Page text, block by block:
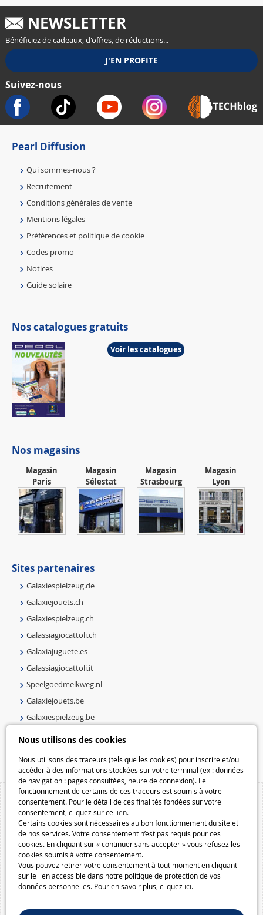
Nous utilisons des cookies
Nous utilisons des traceurs (tels que les cookies) pour inscrire et/ou
accéder à des informations stockées sur votre terminal (ex : données
de navigation : pages consultées, heure de connexion). Le
fonctionnement de certains de ces traceurs est soumis à votre
consentement. Pour le détail de ces finalités fondées sur votre
consentement, cliquez sur ce lien.
Certains cookies sont nécessaires au bon fonctionnement du site et
de nos services. Votre consentement n’est pas requis pour ces
cookies. En cliquant sur « continuer sans accepter » vous refusez les
cookies soumis à votre consentement.
Vous pouvez retirer votre consentement à tout moment en cliquant
sur le lien accessible dans notre politique de protection de vos
données personnelles. Pour en savoir plus, cliquez ici.
NEWSLETTER
Bénéficiez de cadeaux, d'offres, de réductions...
Suivez-nous
Pearl Diffusion
Qui sommes-nous ?
Recrutement
Conditions générales de vente
Mentions légales
Préférences et politique de cookie
Codes promo
Notices
Guide solaire
Nos catalogues gratuits
Voir les catalogues
Nos magasins
Magasin
Paris
Magasin
Sélestat
Magasin
Strasbourg
Magasin
Lyon
Sites partenaires
Galaxiespielzeug.de
Galaxiejouets.ch
Galaxiespielzeug.ch
Galassiagiocattoli.ch
Galaxiajuguete.es
Galassiagiocattoli.it
Speelgoedmelkweg.nl
Galaxiejouets.be
Galaxiespielzeug.be